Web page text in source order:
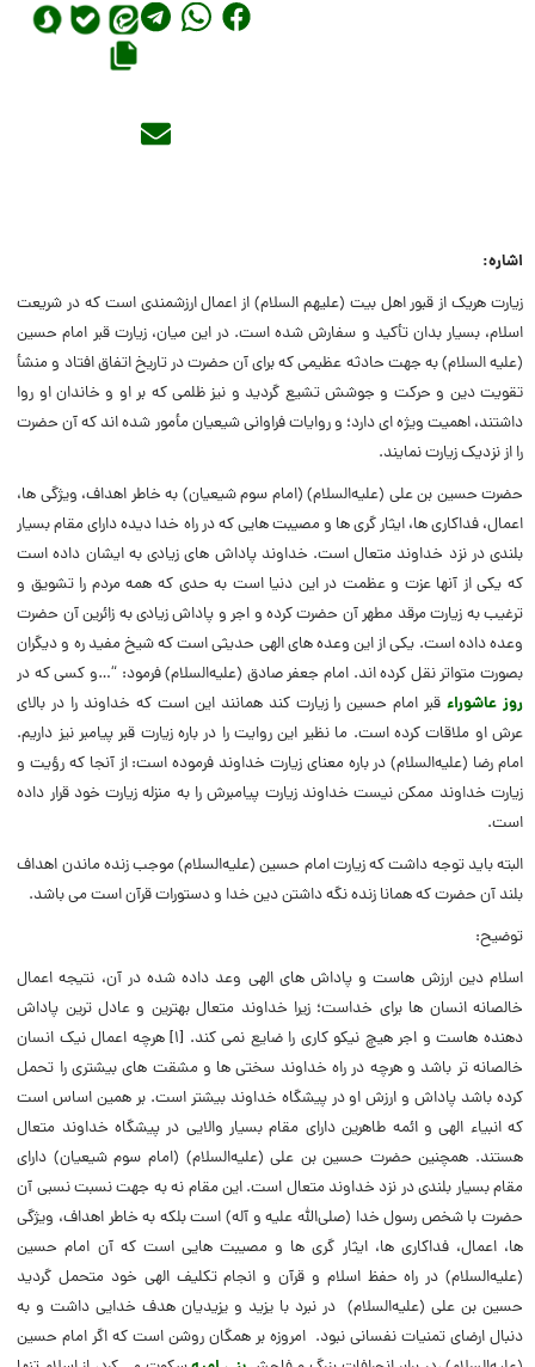
اشاره:
زیارت هریک از قبور اهل بیت (علیهم السلام) از اعمال ارزشمندى است که در شریعت
اسلام، بسیار بدان تأکید و سفارش شده است. در این میان، زیارت قبر امام حسین
(علیه السلام) به جهت حادثه عظیمى که براى آن حضرت در تاریخ اتفاق افتاد و منشأ
تقویت دین و حرکت و جوشش تشیع گردید و نیز ظلمى که بر او و خاندان او روا
داشتند، اهمیت ویژه ‏اى دارد؛ و روایات فراوانى شیعیان مأمور شده ‏اند که آن حضرت
را از نزدیک زیارت نمایند.
حضرت حسین بن علی (علیه‌السلام) (امام سوم شیعیان) به خاطر اهداف، ویژگی ها،
اعمال، فداکاری ها، ایثار گری ها و مصیبت هایی که در راه خدا دیده دارای مقام بسیار
بلندی در نزد خداوند متعال است. خداوند پاداش های زیادی به ایشان داده است
که یکی از آنها عزت و عظمت در این دنیا است به حدی که همه مردم را تشویق و
ترغیب به زیارت مرقد مطهر آن حضرت کرده و اجر و پاداش زیادی به زائرین آن حضرت
وعده داده است. یکی از این وعده های الهی حدیثی است که شیخ مفید ره و دیگران
بصورت متواتر نقل کرده اند. امام جعفر صادق (علیه‌السلام) فرمود: “…و کسی که در
روز عاشوراءقبر امام حسین را زیارت کند همانند این است که خداوند را در بالای
عرش او ملاقات کرده است. ما نظیر این روایت را در باره زیارت قبر پیامبر نیز داریم.
امام رضا (علیه‌السلام) در باره معنای زیارت خداوند فرموده است: از آنجا که رؤیت و
زیارت خداوند ممکن نیست خداوند زیارت پیامبرش را به منزله زیارت خود قرار داده
است.
البته باید توجه داشت که زیارت امام حسین (علیه‌السلام) موجب زنده ماندن اهداف
بلند آن حضرت که همانا زنده نگه داشتن دین خدا و دستورات قرآن است می باشد.
توضیح:
اسلام دین ارزش هاست و پاداش های الهی وعد داده شده در آن، نتیجه اعمال
خالصانه انسان ها برای خداست؛ زیرا خداوند متعال بهترین و عادل ترین پاداش
دهنده هاست و اجر هیچ نیکو کاری را ضایع نمی کند. [۱] هرچه اعمال نیک انسان
خالصانه تر باشد و هرچه در راه خداوند سختی ها و مشقت های بیشتری را تحمل
کرده باشد پاداش و ارزش او در پیشگاه خداوند بیشتر است. بر همین اساس است
که انبیاء الهی و ائمه طاهرین دارای مقام بسیار والایی در پیشگاه خداوند متعال
هستند. همچنین حضرت حسین بن علی (علیه‌السلام) (امام سوم شیعیان) دارای
مقام بسیار بلندی در نزد خداوند متعال است. این مقام نه به جهت نسبت نسبی آن
حضرت با شخص رسول خدا (صلی‌الله علیه و آله) است بلکه به خاطر اهداف، ویژگی
ها، اعمال، فداکاری ها، ایثار گری ها و مصیبت هایی است که آن امام حسین
(علیه‌السلام) در راه حفظ اسلام و قرآن و انجام تکلیف الهی خود متحمل گردید
حسین بن علی ‏(علیه‌السلام) در نبرد با یزید و یزیدیان هدف خدایی داشت و به
دنبال ارضای تمنیات نفسانی نبود. امروزه بر همگان روشن است که اگر امام حسین